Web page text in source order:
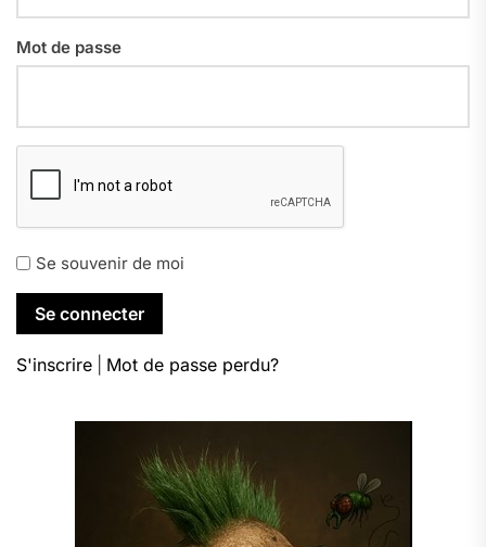
Mot de passe
Se souvenir de moi
S'inscrire Mot de passe perdu?